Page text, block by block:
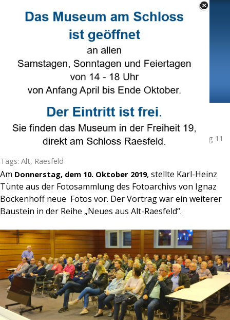
Select Language ▼
Menü überspringen
Neues aus Alt-Raesfeld am 10. Oktober
Veröffentlicht vonKarl-Heinz TünteinHeimatverein
· Freitag 11
Tags: Alt, Raesfeld
Am Donnerstag, dem 10. Oktober 2019, stellte Karl-Heinz
Tünte aus der Fotosammlung des Fotoarchivs von Ignaz
Böckenhoff neue Fotos vor. Der Vortrag war ein weiterer
Baustein in der Reihe „Neues aus Alt-Raesfeld“.